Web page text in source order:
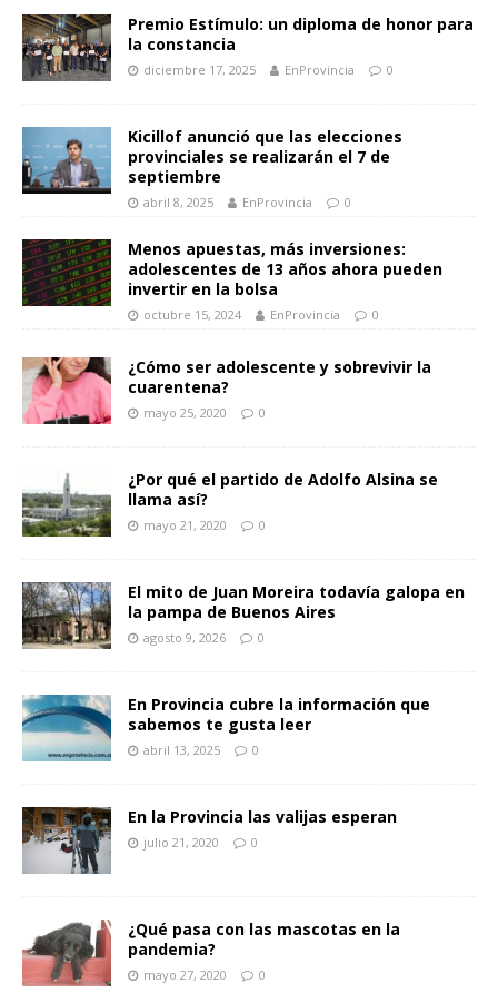
Premio Estímulo: un diploma de honor para
la constancia
diciembre 17, 2025 EnProvincia 0
Kicillof anunció que las elecciones
provinciales se realizarán el 7 de
septiembre
abril 8, 2025 EnProvincia 0
Menos apuestas, más inversiones:
adolescentes de 13 años ahora pueden
invertir en la bolsa
octubre 15, 2024 EnProvincia 0
¿Cómo ser adolescente y sobrevivir la
cuarentena?
mayo 25, 2020 0
¿Por qué el partido de Adolfo Alsina se
llama así?
mayo 21, 2020 0
El mito de Juan Moreira todavía galopa en
la pampa de Buenos Aires
agosto 9, 2026 0
En Provincia cubre la información que
sabemos te gusta leer
abril 13, 2025 0
En la Provincia las valijas esperan
julio 21, 2020 0
¿Qué pasa con las mascotas en la
pandemia?
mayo 27, 2020 0